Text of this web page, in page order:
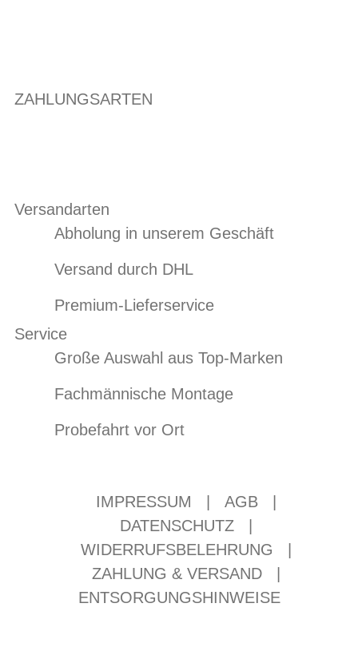
ZAHLUNGSARTEN
Versandarten
Abholung in unserem Geschäft
Versand durch DHL
Premium-Lieferservice
Service
Große Auswahl aus Top-Marken
Fachmännische Montage
Probefahrt vor Ort
IMPRESSUM AGB
DATENSCHUTZ
WIDERRUFSBELEHRUNG
ZAHLUNG & VERSAND
ENTSORGUNGSHINWEISE